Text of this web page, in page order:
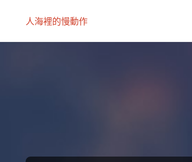
人海裡的慢動作